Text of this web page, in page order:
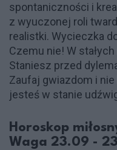
spontaniczności i
z wyuczonej roli
realistki. Wycieczka
Czemu nie! W
Staniesz przed
Zaufaj gwiazdom i
jesteś w stanie
Horoskop
Waga 23.09 -